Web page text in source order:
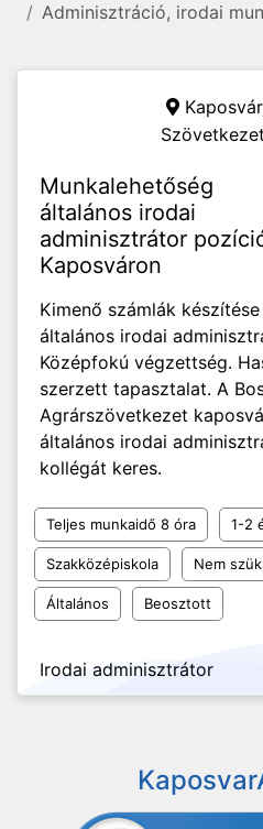
Adminisztráció, irodai
Szövetkezet
Munkalehetőség
általános irodai
adminisztrátor
Kaposváron
Kimenő számlák
általános irodai
Középfokú végzettség.
szerzett tapasztalat. A
Agrárszövetkezet
általános irodai
kollégát keres.
Teljes munkaidő 8 óra 1-2
Szakközépiskola Nem
Általános Beosztott
Irodai adminisztrátor